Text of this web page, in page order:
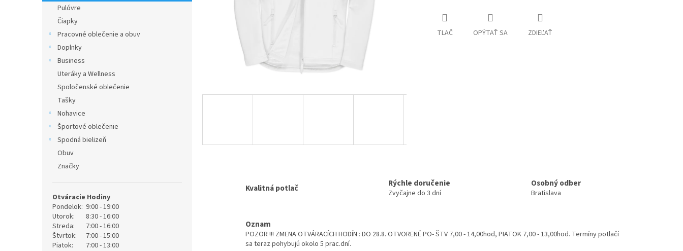
Pulóvre
Čiapky
Pracovné oblečenie a obuv
Doplnky
Business
Uteráky a Wellness
Spoločenské oblečenie
Tašky
Nohavice
Športové oblečenie
Spodná bielizeň
Obuv
Značky
Otváracie Hodiny
Pondelok: 9:00 - 19:00
Utorok:
8:30 - 16:00
Streda:
7:00 - 16:00
Štvrtok:
7:00 - 15:00
Piatok:
7:00 - 13:00
TLAČ OPÝTAŤ SA ZDIEĽAŤ
Kvalitná potlač Rýchle doručenie
Zvyčajne do 3 dní
Osobný odber
Bratislava
Oznam
POZOR !!! ZMENA OTVÁRACÍCH HODÍN : DO 28.8. OTVORENÉ PO- ŠTV 7,00 - 14,00hod, PIATOK 7,00 - 13,00hod. Termíny potlačí
sa teraz pohybujú okolo 5 prac.dní.